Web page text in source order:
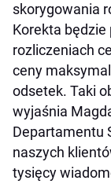
skorygowania
Korekta będzie
rozliczeniach
ceny
odsetek. Taki
wyjaśnia
Departamentu
naszych
tysięcy